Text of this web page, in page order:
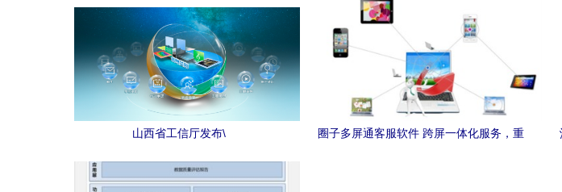
山西省工信厅发布\
圈子多屏通客服软件 跨屏一体化服务，重